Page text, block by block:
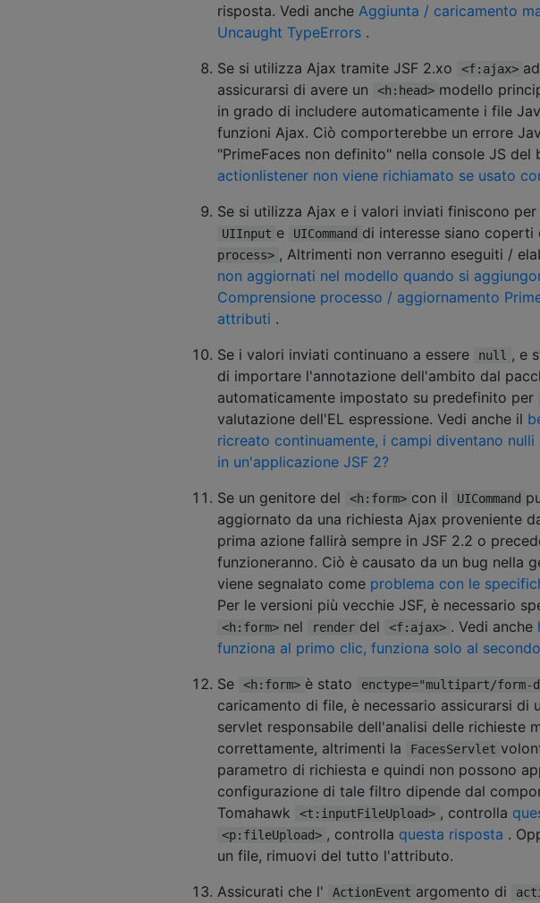
risposta. Vedi anche Aggiunta / caricamento
Uncaught TypeErrors .
Se si utilizza Ajax tramite JSF 2.xo
<f:ajax>
assicurarsi di avere un
<h:head> modello
in grado di includere automaticamente i file
funzioni Ajax. Ciò comporterebbe un errore
"PrimeFaces non definito" nella console JS del
actionlistener non viene richiamato se usato
Se si utilizza Ajax e i valori inviati finiscono per
UIInput e UICommand di interesse siano coperti
process> , Altrimenti non verranno eseguiti /
non aggiornati nel modello quando si
Comprensione processo / aggiornamento
attributi .
Se i valori inviati continuano a essere
null
, e
di importare l'annotazione dell'ambito dal
automaticamente impostato su predefinito per
valutazione dell'EL espressione. Vedi anche il
ricreato continuamente, i campi diventano nulli
in un'applicazione JSF 2?
Se un genitore del
<h:form> con il UICommand
aggiornato da una richiesta Ajax proveniente
prima azione fallirà sempre in JSF 2.2 o
funzioneranno. Ciò è causato da un bug nella
viene segnalato come problema con le
Per le versioni più vecchie JSF, è necessario
<h:form> nel render del <f:ajax> . Vedi anche
funziona al primo clic, funziona solo al
Se
<h:form> è stato enctype="multipart/form-
caricamento di file, è necessario assicurarsi
servlet responsabile dell'analisi delle
correttamente, altrimenti la
FacesServlet
parametro di richiesta e quindi non possono
configurazione di tale filtro dipende dal
Tomahawk
<t:inputFileUpload> , controlla
<p:fileUpload> , controlla questa risposta .
un file, rimuovi del tutto l'attributo.
Assicurati che l'
ActionEvent argomento di